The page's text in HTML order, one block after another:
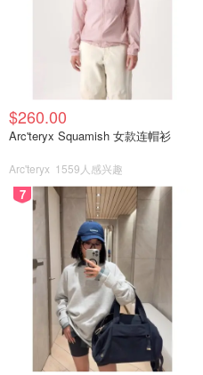
$260.00
Arc'teryx Squamish 女款连帽衫
Arc'teryx 1559人感兴趣
7